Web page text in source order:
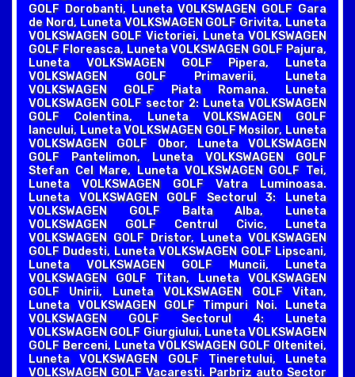
GOLF Dorobanti, Luneta VOLKSWAGEN GOLF Gara
de Nord, Luneta VOLKSWAGEN GOLF Grivita, Luneta
VOLKSWAGEN GOLF Victoriei, Luneta VOLKSWAGEN
GOLF Floreasca, Luneta VOLKSWAGEN GOLF Pajura,
Luneta VOLKSWAGEN GOLF Pipera, Luneta
VOLKSWAGEN GOLF Primaverii, Luneta
VOLKSWAGEN GOLF Piata Romana. Luneta
VOLKSWAGEN GOLF sector 2: Luneta VOLKSWAGEN
GOLF Colentina, Luneta VOLKSWAGEN GOLF
Iancului, Luneta VOLKSWAGEN GOLF Mosilor, Luneta
VOLKSWAGEN GOLF Obor, Luneta VOLKSWAGEN
GOLF Pantelimon, Luneta VOLKSWAGEN GOLF
Stefan Cel Mare, Luneta VOLKSWAGEN GOLF Tei,
Luneta VOLKSWAGEN GOLF Vatra Luminoasa.
Luneta VOLKSWAGEN GOLF Sectorul 3: Luneta
VOLKSWAGEN GOLF Balta Alba, Luneta
VOLKSWAGEN GOLF Centrul Civic, Luneta
VOLKSWAGEN GOLF Dristor, Luneta VOLKSWAGEN
GOLF Dudesti, Luneta VOLKSWAGEN GOLF Lipscani,
Luneta VOLKSWAGEN GOLF Muncii, Luneta
VOLKSWAGEN GOLF Titan, Luneta VOLKSWAGEN
GOLF Unirii, Luneta VOLKSWAGEN GOLF Vitan,
Luneta VOLKSWAGEN GOLF Timpuri Noi. Luneta
VOLKSWAGEN GOLF Sectorul 4: Luneta
VOLKSWAGEN GOLF Giurgiului, Luneta VOLKSWAGEN
GOLF Berceni, Luneta VOLKSWAGEN GOLF Oltenitei,
Luneta VOLKSWAGEN GOLF Tineretului, Luneta
VOLKSWAGEN GOLF Vacaresti. Parbriz auto Sector